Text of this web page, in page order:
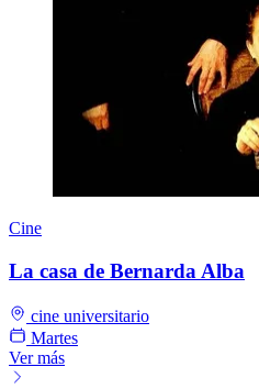
Cine
La casa de Bernarda Alba
cine universitario
Martes
Ver más